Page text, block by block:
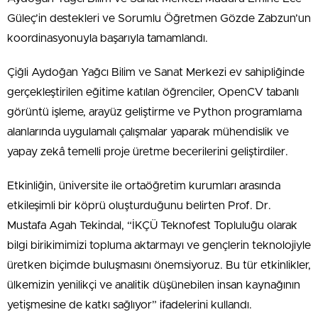
Güleç’in destekleri ve Sorumlu Öğretmen Gözde Zabzun’un
koordinasyonuyla başarıyla tamamlandı.
Çiğli Aydoğan Yağcı Bilim ve Sanat Merkezi ev sahipliğinde
gerçekleştirilen eğitime katılan öğrenciler, OpenCV tabanlı
görüntü işleme, arayüz geliştirme ve Python programlama
alanlarında uygulamalı çalışmalar yaparak mühendislik ve
yapay zekâ temelli proje üretme becerilerini geliştirdiler.
Etkinliğin, üniversite ile ortaöğretim kurumları arasında
etkileşimli bir köprü oluşturduğunu belirten Prof. Dr.
Mustafa Agah Tekindal, “İKÇÜ Teknofest Topluluğu olarak
bilgi birikimimizi topluma aktarmayı ve gençlerin teknolojiyle
üretken biçimde buluşmasını önemsiyoruz. Bu tür etkinlikler,
ülkemizin yenilikçi ve analitik düşünebilen insan kaynağının
yetişmesine de katkı sağlıyor” ifadelerini kullandı.